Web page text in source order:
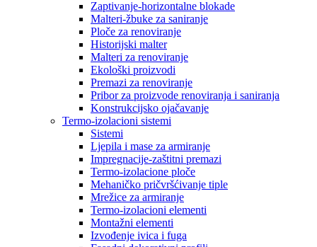
Zaptivanje-horizontalne blokade
Malteri-žbuke za saniranje
Ploče za renoviranje
Historijski malter
Malteri za renoviranje
Ekološki proizvodi
Premazi za renoviranje
Pribor za proizvode renoviranja i saniranja
Konstrukcijsko ojačavanje
Termo-izolacioni sistemi
Sistemi
Ljepila i mase za armiranje
Impregnacije-zaštitni premazi
Termo-izolacione ploče
Mehaničko pričvršćivanje tiple
Mrežice za armiranje
Termo-izolacioni elementi
Montažni elementi
Izvođenje ivica i fuga